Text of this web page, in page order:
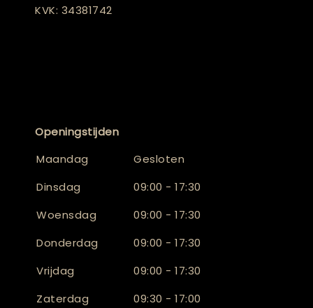
KVK: 34381742
Openingstijden
Maandag
Gesloten
Dinsdag
09:00 - 17:30
Woensdag
09:00 - 17:30
Donderdag
09:00 - 17:30
Vrijdag
09:00 - 17:30
Zaterdag
09:30 - 17:00